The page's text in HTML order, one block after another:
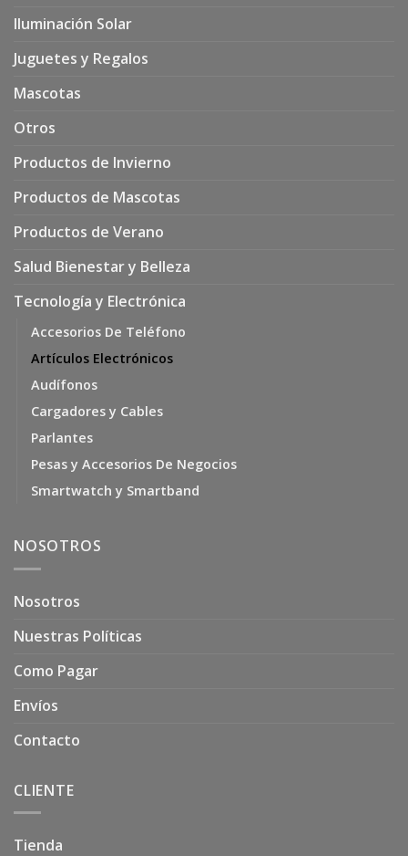
Iluminación Solar
Juguetes y Regalos
Mascotas
Otros
Productos de Invierno
Productos de Mascotas
Productos de Verano
Salud Bienestar y Belleza
Tecnología y Electrónica
Accesorios De Teléfono
Artículos Electrónicos
Audífonos
Cargadores y Cables
Parlantes
Pesas y Accesorios De Negocios
Smartwatch y Smartband
NOSOTROS
Nosotros
Nuestras Políticas
Como Pagar
Envíos
Contacto
CLIENTE
Tienda